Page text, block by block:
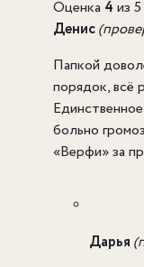
Оценка 4 из 5
Денис
Папкой
порядок, всё
больно
«Верфи» за
Дарья